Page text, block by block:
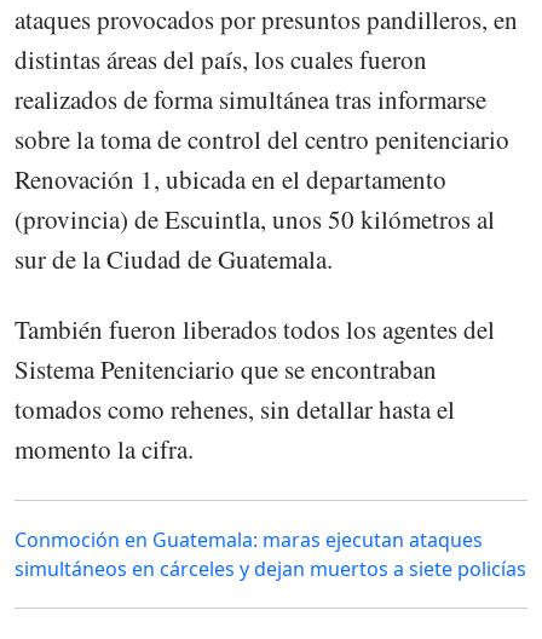
ataques provocados por presuntos pandilleros, en
distintas áreas del país, los cuales fueron
realizados de forma simultánea tras informarse
sobre la toma de control del centro penitenciario
Renovación 1, ubicada en el departamento
(provincia) de Escuintla, unos 50 kilómetros al
sur de la Ciudad de Guatemala.
También fueron liberados todos los agentes del
Sistema Penitenciario que se encontraban
tomados como rehenes, sin detallar hasta el
momento la cifra.
Conmoción en Guatemala: maras ejecutan ataques
simultáneos en cárceles y dejan muertos a siete policías